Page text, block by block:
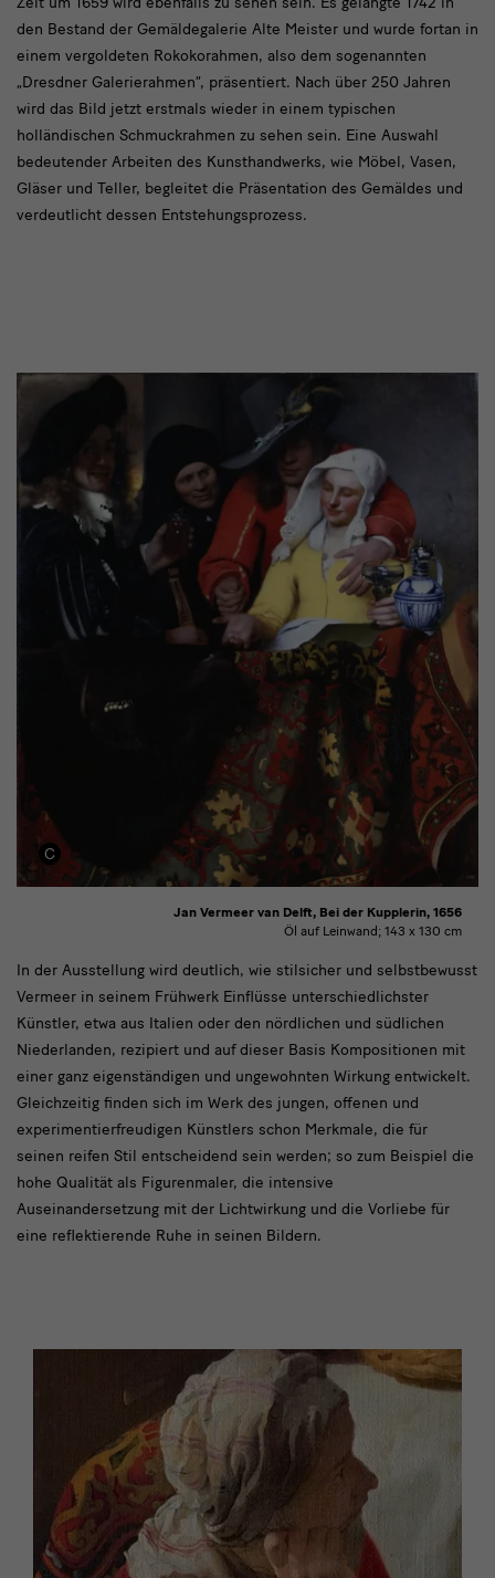
den Bestand der Gemäldegalerie Alte Meister und wurde fortan in
einem vergoldeten Rokokorahmen, also dem sogenannten
„Dresdner Galerierahmen“, präsentiert. Nach über 250 Jahren
wird das Bild jetzt erstmals wieder in einem typischen
holländischen Schmuckrahmen zu sehen sein. Eine Auswahl
bedeutender Arbeiten des Kunsthandwerks, wie Möbel, Vasen,
Gläser und Teller, begleitet die Präsentation des Gemäldes und
verdeutlicht dessen Entstehungsprozess.
text3
In der Ausstellung wird deutlich, wie stilsicher und selbstbewusst
Vermeer in seinem Frühwerk Einflüsse unterschiedlichster
Künstler, etwa aus Italien oder den nördlichen und südlichen
Niederlanden, rezipiert und auf dieser Basis Kompositionen mit
einer ganz eigenständigen und ungewohnten Wirkung entwickelt.
Gleichzeitig finden sich im Werk des jungen, offenen und
experimentierfreudigen Künstlers schon Merkmale, die für
seinen reifen Stil entscheidend sein werden; so zum Beispiel die
hohe Qualität als Figurenmaler, die intensive
Auseinandersetzung mit der Lichtwirkung und die Vorliebe für
eine reflektierende Ruhe in seinen Bildern.
Jan Vermeer van Delft, Bei der Kupplerin, 1656
Öl auf Leinwand; 143 x 130 cm